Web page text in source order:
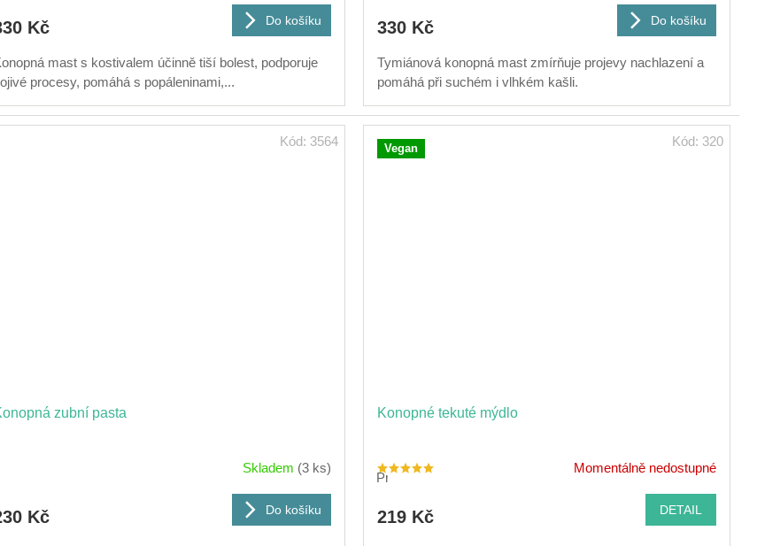
Kč Do košíku
mast s kostivalem účinně tiší bolest, podporuje
procesy, pomáhá s popáleninami,...
330 Kč Do košíku
Tymiánová konopná mast zmírňuje projevy nachlazení a
pomáhá při suchém i vlhkém kašli.
zubní pasta
Skladem (3 ks)
Kč Do košíku
Kód: 3564 Vegan
Konopné tekuté mýdlo
Průměrné
je
5,0
Momentálně nedostupné
219 Kč DETAIL
Kód: 320